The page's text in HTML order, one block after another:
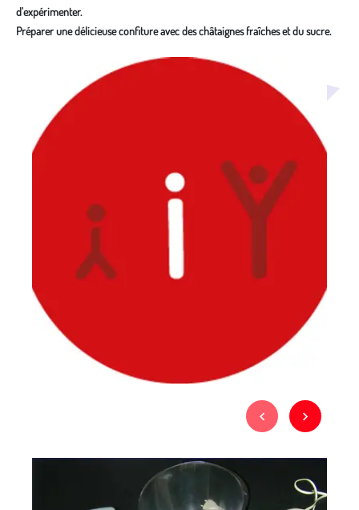
d'expérimenter.
Préparer une délicieuse confiture avec des châtaignes fraîches et du sucre.